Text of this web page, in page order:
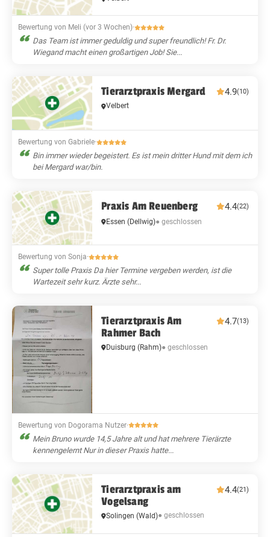
Bewertung von Meli (vor 3 Wochen)·
Das Team ist immer geduldig und super freundlich! Fr. Dr.
Wiegand macht einen großartigen Job! Sie...
Tierarztpraxis Mergard 4.9(10)
Velbert
Bewertung von Gabriele·
Bin immer wieder begeistert. Es ist mein dritter Hund mit dem ich
bei Mergard war/bin.
Praxis Am Reuenberg 4.4(22)
Essen(Dellwig)● geschlossen
Bewertung von Sonja·
Super tolle Praxis Da hier Termine vergeben werden, ist die
Wartezeit sehr kurz. Ärzte sehr...
Tierarztpraxis Am
Rahmer Bach
4.7(13)
Duisburg(Rahm)● geschlossen
Bewertung von Dogorama Nutzer·
Mein Bruno wurde 14,5 Jahre alt und hat mehrere Tierärzte
kennengelernt Nur in dieser Praxis hatte...
Tierarztpraxis am
Vogelsang
4.4(21)
Solingen(Wald)● geschlossen